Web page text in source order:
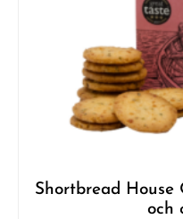
Shortbread House
och